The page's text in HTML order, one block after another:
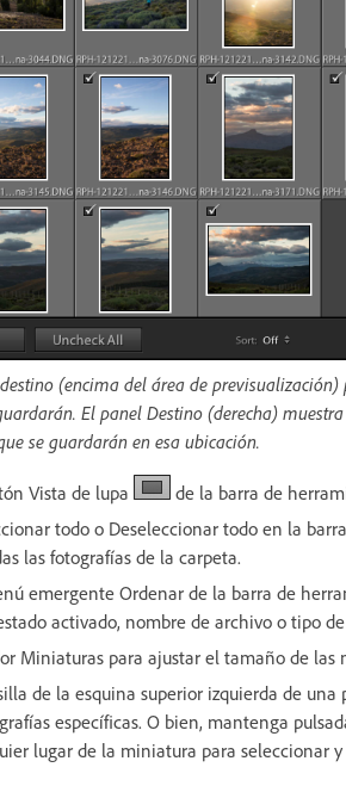
(encima del área de
El panel Destino (derecha)
se guardarán en esa ubicación.
Vista de lupa
de la barra de
todo o Deseleccionar todo en la
las fotografías de la carpeta.
emergente Ordenar de la barra de
activado, nombre de archivo o tipo
Miniaturas para ajustar el tamaño de las
de la esquina superior izquierda de
específicas. O bien, mantenga
lugar de la miniatura para seleccionar